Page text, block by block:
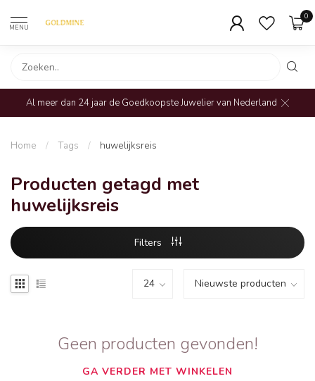
MENU
0
Al meer dan 24 jaar de Goedkoopste Juwelier van Nederland
Home / Tags / huwelijksreis
Producten getagd met
huwelijksreis
Filters
Geen producten gevonden!
GA VERDER MET WINKELEN